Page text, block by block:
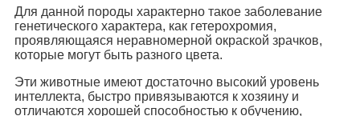
Для данной породы характерно такое заболевание
генетического характера, как гетерохромия,
проявляющаяся неравномерной окраской зрачков,
которые могут быть разного цвета.
Эти животные имеют достаточно высокий уровень
интеллекта, быстро привязываются к хозяину и
отличаются хорошей способностью к обучению,